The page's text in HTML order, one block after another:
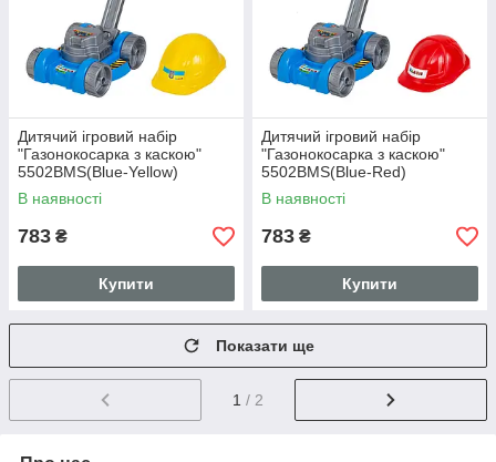
Дитячий ігровий набір
"Газонокосарка з каскою"
5502BMS(Blue-Yellow)
реалістичний звук
В наявності
783 ₴
Купити
Дитячий ігровий набір
"Газонокосарка з каскою"
5502BMS(Blue-Red)
реалістичний звук
В наявності
783 ₴
Купити
Показати ще
1 / 2